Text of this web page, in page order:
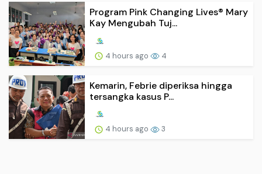
Program Pink Changing Lives® Mary
Kay Mengubah Tuj...
4 hours ago 4
Kemarin, Febrie diperiksa hingga
tersangka kasus P...
4 hours ago 3